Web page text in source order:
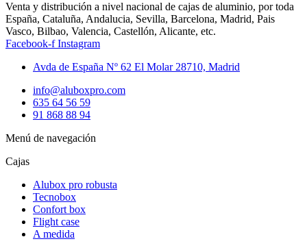
Venta y distribución a nivel nacional de cajas de aluminio, por toda
España, Cataluña, Andalucia, Sevilla, Barcelona, Madrid, Pais
Vasco, Bilbao, Valencia, Castellón, Alicante, etc.
Facebook-f Instagram
Avda de España Nº 62 El Molar 28710, Madrid
info@aluboxpro.com
635 64 56 59
91 868 88 94
Menú de navegación
Cajas
Alubox pro robusta
Tecnobox
Confort box
Flight case
A medida